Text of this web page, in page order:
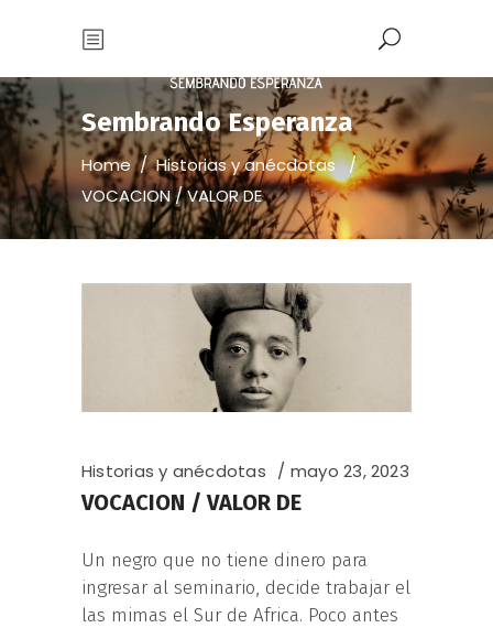
Sembrando Esperanza
Home/Historias y anécdotas/
VOCACION / VALOR DE
Historias y anécdotas mayo 23, 2023
VOCACION / VALOR DE
Un negro que no tiene dinero para
ingresar al seminario, decide trabajar el
las mimas el Sur de Africa. Poco antes